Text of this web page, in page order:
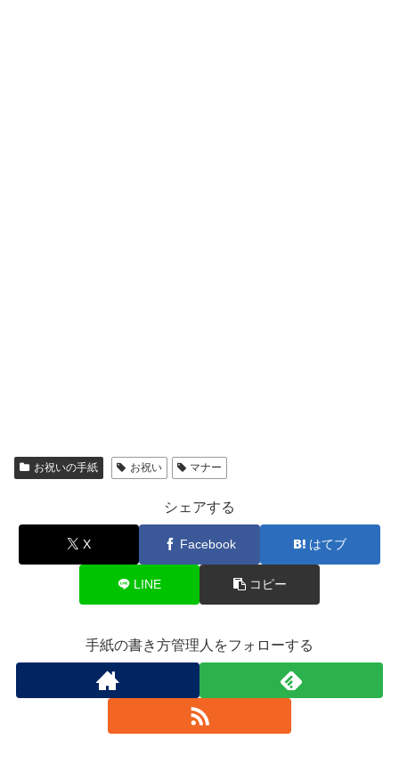
お祝いの手紙 お祝い マナー
シェアする
X Facebook はてブ
LINE コピー
手紙の書き方管理人をフォローする